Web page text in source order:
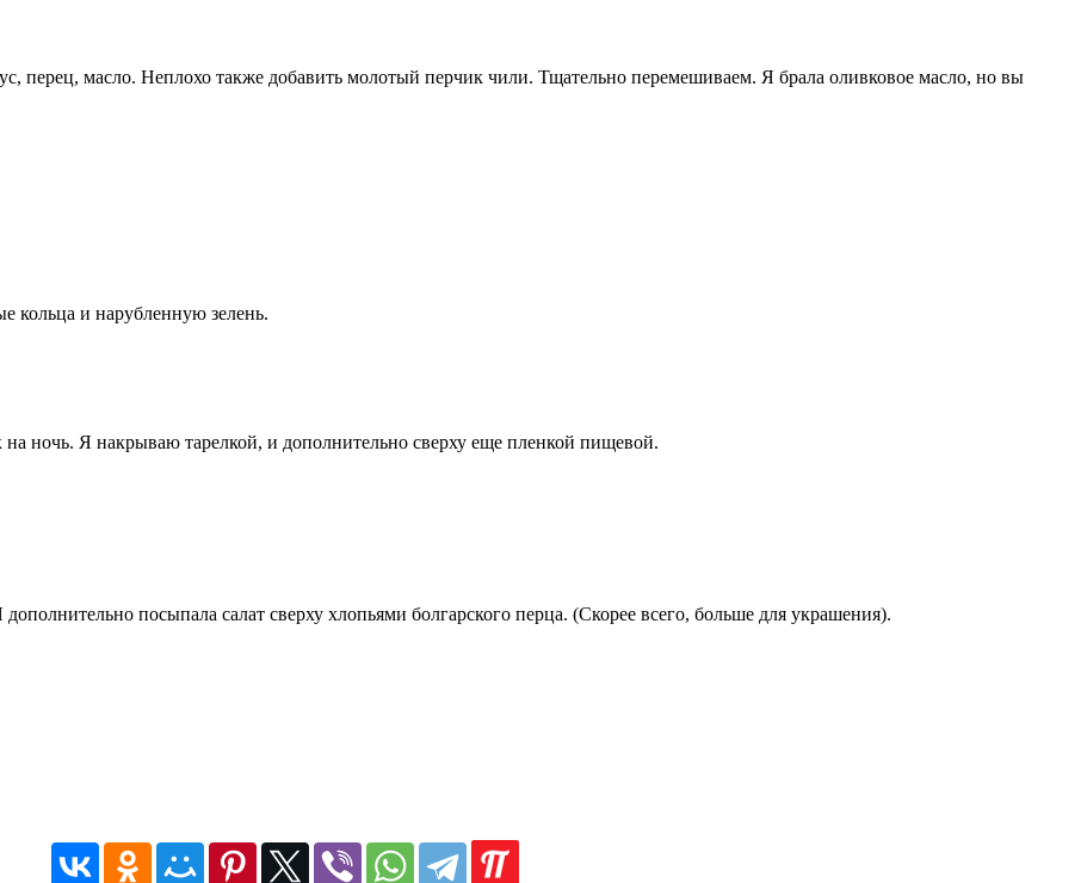
перец, масло. Неплохо также добавить молотый перчик чили. Тщательно перемешиваем. Я брала оливковое масло, но вы
кольца и нарубленную зелень.
ночь. Я накрываю тарелкой, и дополнительно сверху еще пленкой пищевой.
посыпала салат сверху хлопьями болгарского перца. (Скорее всего, больше для украшения).